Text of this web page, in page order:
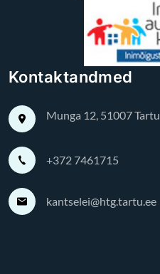
Kontaktandmed
Munga 12, 51007 Tartu
+372 7461715
kantselei@htg.tartu.ee